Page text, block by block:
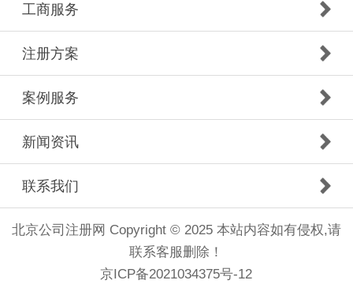
工商服务
注册方案
案例服务
新闻资讯
联系我们
北京公司注册网 Copyright © 2025 本站内容如有侵权,请
联系客服删除！
京ICP备2021034375号-12